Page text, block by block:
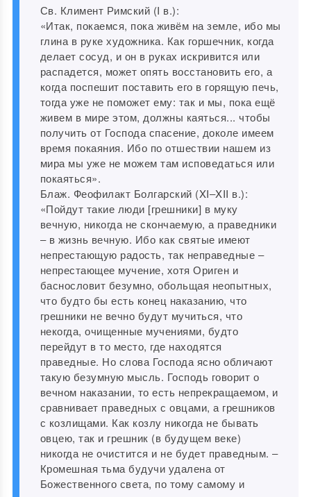
Св. Климент Римский (I в.):
«Итак, покаемся, пока живём на земле, ибо мы
глина в руке художника. Как горшечник, когда
делает сосуд, и он в руках искривится или
распадется, может опять восстановить его, а
когда поспешит поставить его в горящую печь,
тогда уже не поможет ему: так и мы, пока ещё
живем в мире этом, должны каяться... чтобы
получить от Господа спасение, доколе имеем
время покаяния. Ибо по отшествии нашем из
мира мы уже не можем там исповедаться или
покаяться».
Блаж. Феофилакт Болгарский (XI‒XII в.):
«Пойдут такие люди [грешники] в муку
вечную, никогда не скончаемую, а праведники
‒ в жизнь вечную. Ибо как святые имеют
непрестающую радость, так неправедные ‒
непрестающее мучение, хотя Ориген и
баснословит безумно, обольщая неопытных,
что будто бы есть конец наказанию, что
грешники не вечно будут мучиться, что
некогда, очищенные мучениями, будто
перейдут в то место, где находятся
праведные. Но слова Господа ясно обличают
такую безумную мысль. Господь говорит о
вечном наказании, то есть непрекращаемом, и
сравнивает праведных с овцами, а грешников
с козлищами. Как козлу никогда не бывать
овцею, так и грешник (в будущем веке)
никогда не очистится и не будет праведным. ‒
Кромешная тьма будучи удалена от
Божественного света, по тому самому и